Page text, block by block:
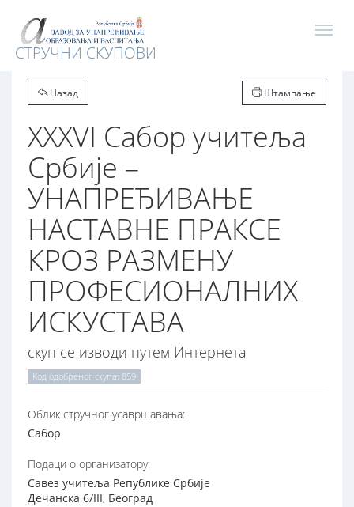
СТРУЧНИ СКУПОВИ
Назад Штампање
XXXVI Сабор учитеља
Србије –
УНАПРЕЂИВАЊЕ
НАСТАВНЕ ПРАКСЕ
КРОЗ РАЗМЕНУ
ПРОФЕСИОНАЛНИХ
ИСКУСТАВА
скуп се изводи путем Интернета
Код одобреног скупа: 859
Oблик стручног усавршавања:
Сабор
Подаци о организатору:
Савез учитеља Републике Србије
Дечанска 6/III, Београд